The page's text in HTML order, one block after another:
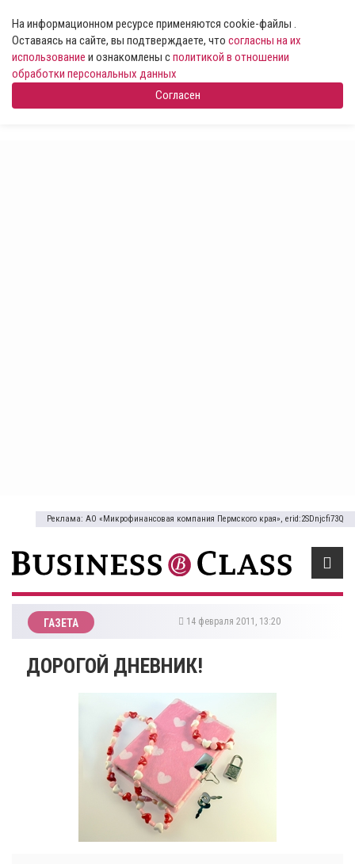
На информационном ресурсе применяются cookie-файлы .
Оставаясь на сайте, вы подтверждаете, что согласны на их
использование и ознакомлены сполитикой в отношении
обработки персональных данных
Согласен
Реклама: АО «Микрофинансовая компания Пермского края», erid:2SDnjcfi73Q
ГАЗЕТА 14 февраля 2011, 13:20
ДОРОГОЙ ДНЕВНИК!